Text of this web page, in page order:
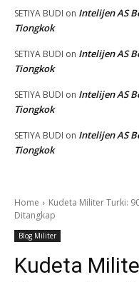
SETIYA BUDI on Intelijen AS
Tiongkok
SETIYA BUDI on Intelijen AS
Tiongkok
SETIYA BUDI on Intelijen AS
Tiongkok
SETIYA BUDI on Intelijen AS
Tiongkok